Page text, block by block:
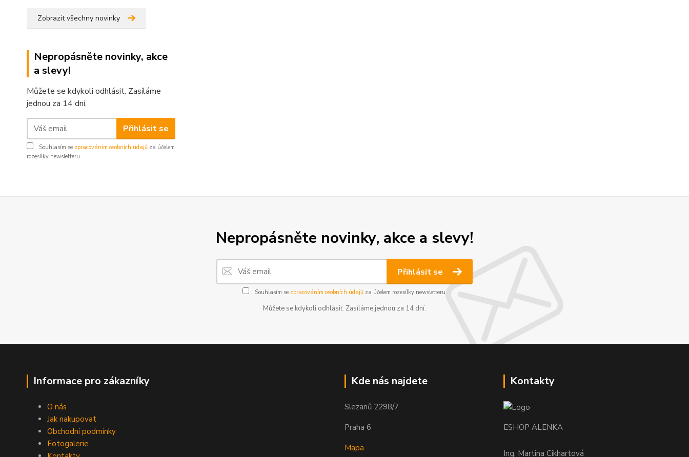
Zobrazit všechny novinky
Nepropásněte novinky, akce
a slevy!
Můžete se kdykoli odhlásit. Zasíláme
jednou za 14 dní.
Přihlásit se
Souhlasím se zpracováním osobních údajů za účelem
rozesílky newsletteru.
Nepropásněte novinky, akce a slevy!
Přihlásit se
Souhlasím se zpracováním osobních údajůza účelem rozesílky newsletteru.
Můžete se kdykoli odhlásit. Zasíláme jednou za 14 dní.
Informace pro zákazníky
O nás
Jak nakupovat
Obchodní podmínky
Fotogalerie
Kde nás najdete
Slezanů 2298/7
Praha 6
Mapa
Kontakty
ESHOP ALENKA
Ing. Martina Cikhartová